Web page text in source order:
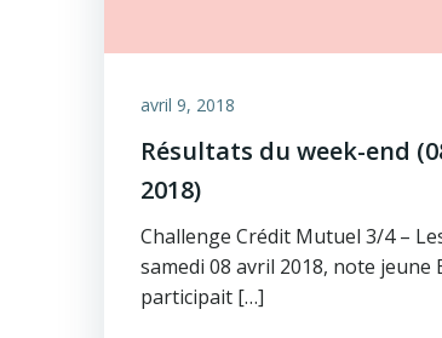
avril 9, 2018
Résultats du week-end
2018)
Challenge Crédit Mutuel 3/4 –
samedi 08 avril 2018, note jeune
participait […]